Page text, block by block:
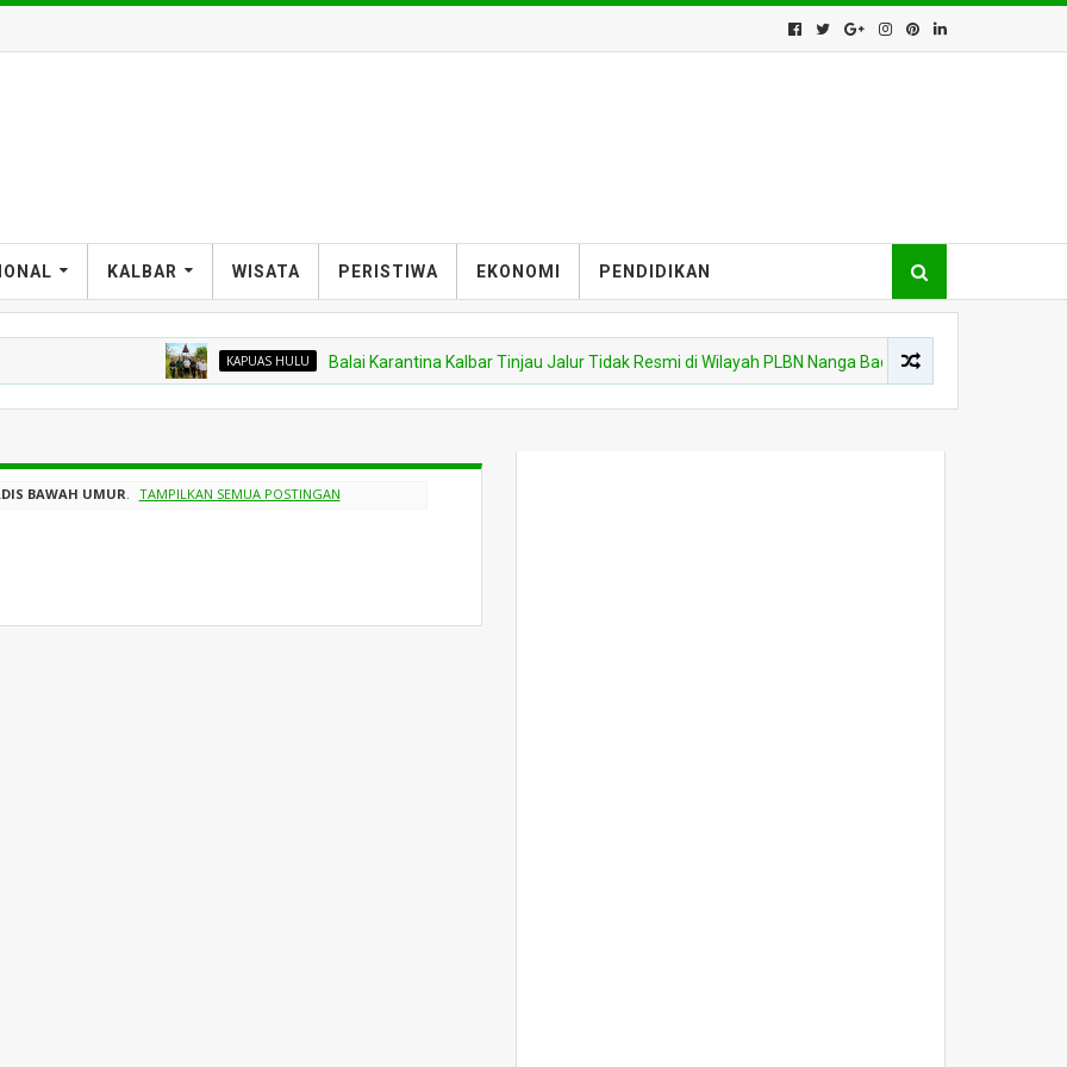
KALBAR WISATA PERISTIWA EKONOMI PENDIDIKAN
KAPUAS HULU Balai Karantina Kalbar Tinjau Jalur Tidak Resmi di Wilayah PLBN Nanga Badau
BAWAH UMUR. TAMPILKAN SEMUA POSTINGAN